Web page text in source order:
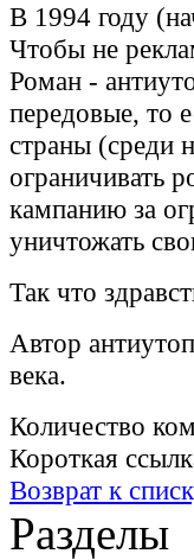
В 1994 году
Чтобы не
Роман -
передовые, то
страны (среди
ограничивать
кампанию за
уничтожать
Так что
Автор
века.
Количество
Короткая
Возврат к
Разделы